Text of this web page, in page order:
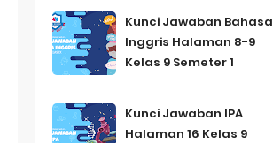
Kunci Jawaban Bahasa
Inggris Halaman 8-9
Kelas 9 Semeter 1
Kunci Jawaban IPA
Halaman 16 Kelas 9